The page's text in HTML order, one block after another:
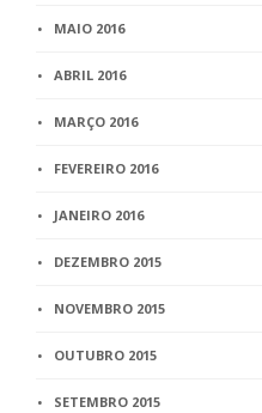
MAIO 2016
ABRIL 2016
MARÇO 2016
FEVEREIRO 2016
JANEIRO 2016
DEZEMBRO 2015
NOVEMBRO 2015
OUTUBRO 2015
SETEMBRO 2015